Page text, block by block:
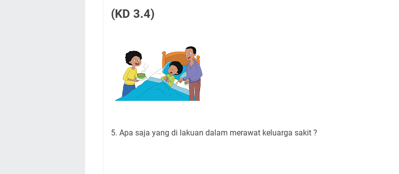
(KD 3.4)
5. Apa saja yang di lakuan dalam merawat keluarga sakit ?